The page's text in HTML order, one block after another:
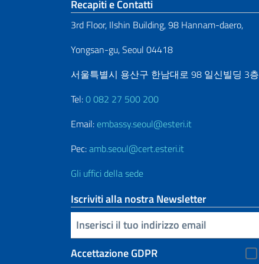
Recapiti e Contatti
3rd Floor, Ilshin Building, 98 Hannam-daero,
Yongsan-gu, Seoul 04418
서울특별시 용산구 한남대로 98 일신빌딩 3층
Tel:0 082 27 500 200
Email: embassy.seoul@esteri.it
Pec:amb.seoul@cert.esteri.it
Gli uffici della sede
Iscriviti alla nostra Newsletter
Inserisci la tua email
Accettazione GDPR